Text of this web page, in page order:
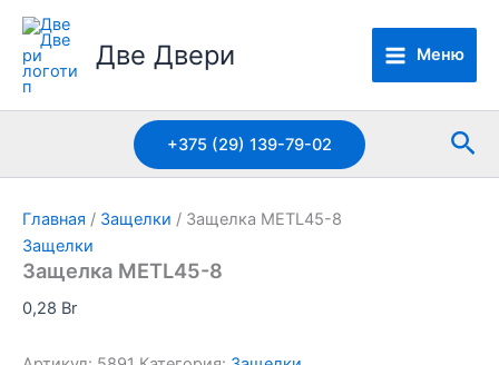
Перейти
содержимомуДве Двери Меню
+375 (29) 139-79-02
Главная / Защелки / Защелка METL45-8
Защелки
Защелка METL45-8
0,28 Br